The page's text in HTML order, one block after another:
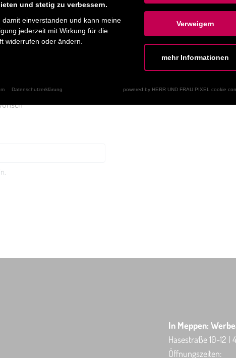
Für Dich
In Meppen:
Hasestraße 10-12 |
Öffnungszeiten:
und stetig zu verbessern.
damit einverstanden und kann meine
jederzeit mit Wirkung für die
widerrufen oder ändern.
Verweigern
mehr Informationen
Datenschutzerklärung powered by HERR UND FRAU PIXEL cookie